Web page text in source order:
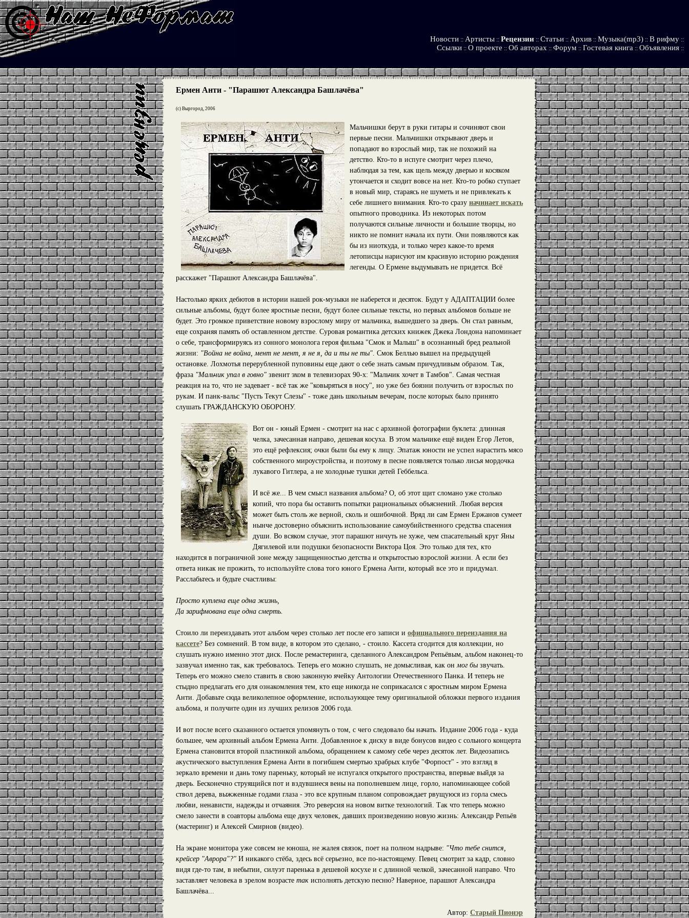
Новости :: Артисты :: Рецензии :: Статьи :: Архив :: Музыка(mp3) :: В рифму ::
Ссылки :: О проекте :: Об авторах :: Форум :: Гостевая книга :: Объявления ::
Ермен Анти - "Парашют Александра Башлачёва"
(с) Выргород, 2006
Мальчишки берут в руки гитары и сочиняют свои
первые песни. Мальчишки открывают дверь и
попадают во взрослый мир, так не похожий на
детство. Кто-то в испуге смотрит через плечо,
наблюдая за тем, как щель между дверью и косяком
утончается и сходит вовсе на нет. Кто-то робко ступает
в новый мир, стараясь не шуметь и не привлекать к
себе лишнего внимания. Кто-то сразу начинает искать
опытного проводника. Из некоторых потом
получаются сильные личности и большие творцы, но
никто не помнит начала их пути. Они появляются как
бы из ниоткуда, и только через какое-то время
летописцы нарисуют им красивую историю рождения
легенды. О Ермене выдумывать не придется. Всё
расскажет "Парашют Александра Башлачёва".
Настолько ярких дебютов в истории нашей рок-музыки не наберется и десяток. Будут у АДАПТАЦИИ более
сильные альбомы, будут более яростные песни, будут более сильные тексты, но первых альбомов больше не
будет. Это громкое приветствие новому взрослому миру от мальчика, вышедшего за дверь. Он стал равным,
еще сохраняя память об оставленном детстве. Суровая романтика детских книжек Джека Лондона напоминает
о себе, трансформируясь из сонного монолога героя фильма "Смок и Малыш" в осознанный бред реальной
жизни: "Война не война, мент не мент, я не я, да и ты не ты". Смок Беллью вышел на предыдущей
остановке. Лохмотья перерубленной пуповины еще дают о себе знать самым причудливым образом. Так,
фраза "Мальчик упал в говно" звенит эхом в телевизорах 90-х: "Мальчик хочет в Тамбов". Самая честная
реакция на то, что не задевает - всё так же "ковыряться в носу", но уже без боязни получить от взрослых по
рукам. И панк-вальс "Пусть Текут Слезы" - тоже дань школьным вечерам, после которых было принято
слушать ГРАЖДАНСКУЮ ОБОРОНУ.
Вот он - юный Ермен - смотрит на нас с архивной фотографии буклета: длинная
челка, зачесанная направо, дешевая косуха. В этом мальчике ещё виден Егор Летов,
это ещё рефлексия; очки были бы ему к лицу. Эпатаж юности не успел нарастить мясо
собственного мироустройства, и поэтому в песне появляется только лисья мордочка
лукавого Гитлера, а не холодные тушки детей Геббельса.
И всё же... В чем смысл названия альбома? О, об этот щит сломано уже столько
копий, что пора бы оставить попытки рациональных объяснений. Любая версия
может быть столь же верной, сколь и ошибочной. Вряд ли сам Ермен Ержанов сумеет
нынче достоверно объяснить использование самоубийственного средства спасения
души. Во всяком случае, этот парашют ничуть не хуже, чем спасательный круг Яны
Дягилевой или подушки безопасности Виктора Цоя. Это только для тех, кто
находится в пограничной зоне между защищенностью детства и открытостью взрослой жизни. А если без
ответа никак не прожить, то используйте слова того юного Ермена Анти, который все это и придумал.
Расслабьтесь и будьте счастливы:
Просто куплена еще одна жизнь,
Да зарифмована еще одна смерть.
Стоило ли переиздавать этот альбом через столько лет после его записи и официального переиздания на
кассете? Без сомнений. В том виде, в котором это сделано, - стоило. Кассета сгодится для коллекции, но
слушать нужно именно этот диск. После ремастеринга, сделанного Александром Репьёвым, альбом наконец-то
зазвучал именно так, как требовалось. Теперь его можно слушать, не домысливая, как онмог бы звучать.
Теперь его можно смело ставить в свою законную ячейку Антологии Отечественного Панка. И теперь не
стыдно предлагать его для ознакомления тем, кто еще никогда не соприкасался с яростным миром Ермена
Анти. Добавьте сюда великолепное оформление, использующее тему оригинальной обложки первого издания
альбома, и получите один из лучших релизов 2006 года.
И вот после всего сказанного остается упомянуть о том, с чего следовало бы начать. Издание 2006 года - куда
большее, чем архивный альбом Ермена Анти. Добавленное к диску в виде бонусов видео с сольного концерта
Ермена становится второй пластинкой альбома, обращением к самому себе через десяток лет. Видеозапись
акустического выступления Ермена Анти в погибшем смертью храбрых клубе "Форпост" - это взгляд в
зеркало времени и дань тому пареньку, который не испугался открытого пространства, впервые выйдя за
дверь. Бесконечно струящийся пот и вздувшиеся вены на пополневшем лице, горло, напоминающее собой
ствол дерева, выжженные годами глаза - это все крупным планом сопровождает рвущуюся из горла смесь
любви, ненависти, надежды и отчаяния. Это реверсия на новом витке технологий. Так что теперь можно
смело занести в соавторы альбома еще двух человек, давших произведению новую жизнь: Александр Репьёв
(мастеринг) и Алексей Смирнов (видео).
На экране монитора уже совсем не юноша, не жалея связок, поет на полном надрыве: "Что тебе снится,
крейсер "Аврора"?" И никакого стёба, здесь всё серьезно, все по-настоящему. Певец смотрит за кадр, словно
видя где-то там, в небытии, силуэт паренька в дешевой косухе и с длинной челкой, зачесанной направо. Что
заставляет человека в зрелом возрасте так исполнять детскую песню? Наверное, парашют Александра
Башлачёва...
Автор: Старый Пионэр